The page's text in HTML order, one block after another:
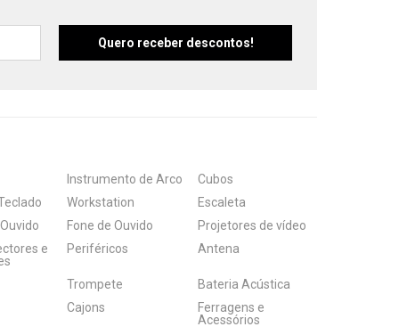
Instrumento de Arco
Cubos
Workstation
Escaleta
Fone de Ouvido
Projetores de vídeo
e
Periféricos Antena
Trompete
Bateria Acústica
Cajons
Ferragens e
Acessórios